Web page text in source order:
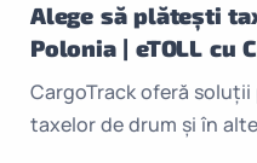
Alege să plătești
Polonia | eTOLL cu
CargoTrack oferă
taxelor de drum şi în